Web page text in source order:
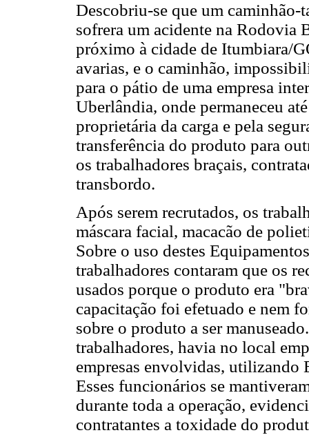
Descobriu-se que um caminhão-
sofrera um acidente na
próximo à cidade de Itumbiara/
avarias, e o caminhão,
para o pátio de uma empresa
Uberlândia, onde permaneceu
proprietária da carga e pela
transferência do produto para
os trabalhadores braçais,
transbordo.
Após serem recrutados, os
máscara facial, macacão de
Sobre o uso destes
trabalhadores contaram que os
usados porque o produto era
capacitação foi efetuado e nem
sobre o produto a ser
trabalhadores, havia no local
empresas envolvidas, utilizando
Esses funcionários se
durante toda a operação,
contratantes a toxidade do